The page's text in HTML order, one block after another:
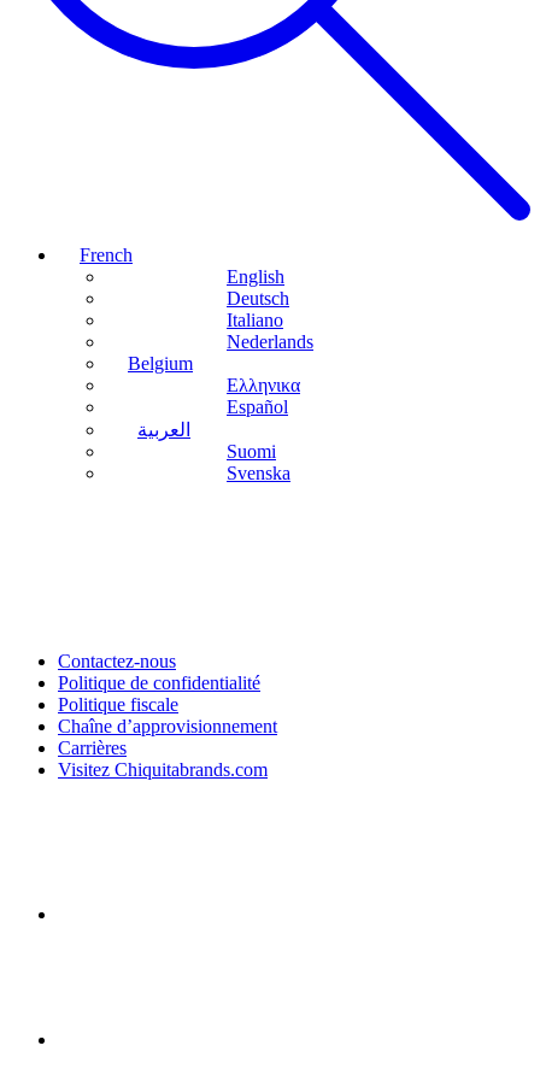
French
English
Deutsch
Italiano
Nederlands
Belgium
Ελληνικα
Español
العربية
Suomi
Svenska
Contactez-nous
Politique de confidentialité
Politique fiscale
Chaîne d’approvisionnement
Carrières
Visitez Chiquitabrands.com